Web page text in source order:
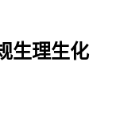
生理生化